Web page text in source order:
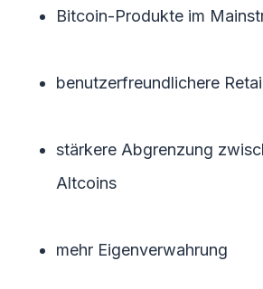
Bitcoin-Produkte im
benutzerfreundlichere
stärkere Abgrenzung
Altcoins
mehr Eigenverwahrung